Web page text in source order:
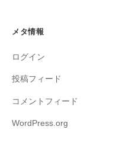
メタ情報
ログイン
投稿フィード
コメントフィード
WordPress.org